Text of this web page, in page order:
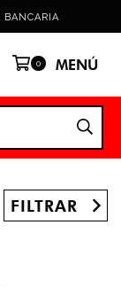
BANCARIA
0 MENÚ
FILTRAR